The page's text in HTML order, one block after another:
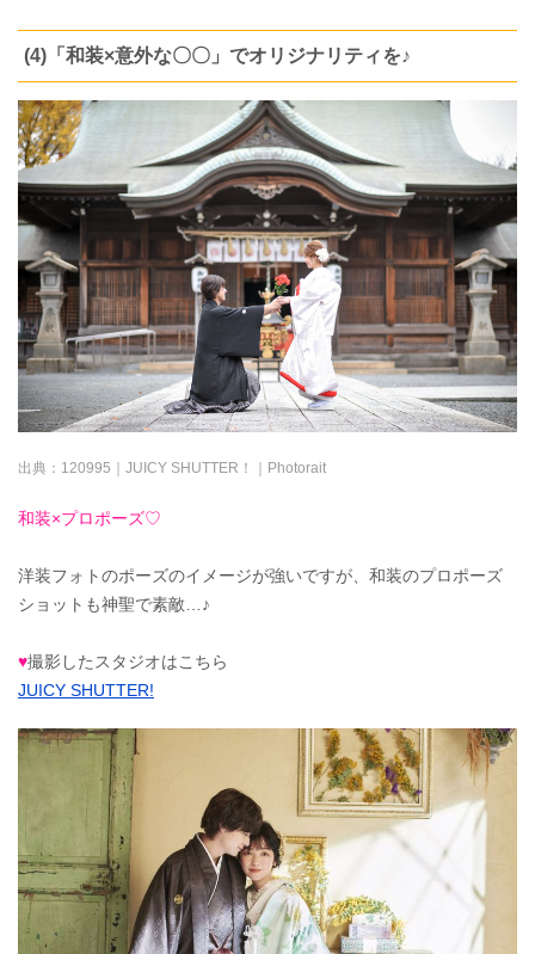
(4)「和装×意外な〇〇」でオリジナリティを♪
出典： 120995｜JUICY SHUTTER！｜Photorait
和装×プロポーズ♡
洋装フォトのポーズのイメージが強いですが、和装のプロポーズ
ショットも神聖で素敵…♪
♥撮影したスタジオはこちら
JUICY SHUTTER!